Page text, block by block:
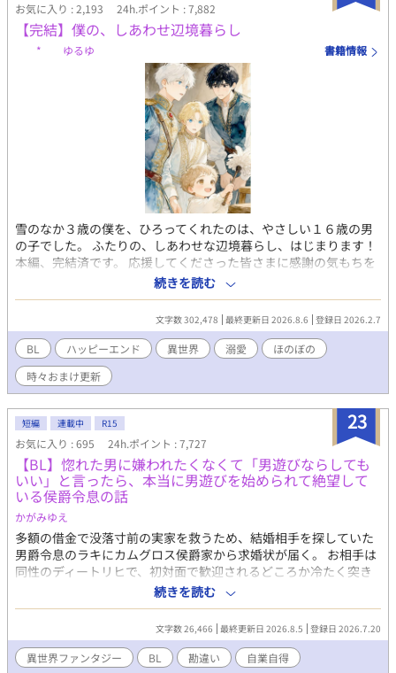
お気に入り : 2,193 24h.ポイント : 7,882
【完結】僕の、しあわせ辺境暮らし
* ゆるゆ 書籍情報
雪のなか３歳の僕を、ひろってくれたのは、やさしい１６歳の男
の子でした。 ふたりの、しあわせな辺境暮らし、はじまります！
本編、完結済です。 応援してくださった皆さまに感謝の気もちを
こめて、ぽて と むーちゃん感謝祭で、おまけのお話を更新し
ています。 ふたりの動画をつくりました！ プロフのwebサイトか
ら飛べるので、もしよかったら、お話と一緒に楽しんでくださっ
たら、とてもうれしいです！ 表紙や動画にはAIを使っています
が、小説にはAIを使っておりません 皆さまの応援のおかげで『も
ふもふ獣人に転生したら、最愛の推しに溺愛されています』書籍
化、心から、ありがとうございます！
続きを読む
文字数 302,478 最終更新日 2026.8.6 登録日 2026.2.7
BL ハッピーエンド 異世界 溺愛
ほのぼの
時々おまけ更新
23
短編 連載中 R15
お気に入り : 695 24h.ポイント : 7,727
【BL】惚れた男に嫌われたくなくて「男遊びならしても
いい」と言ったら、本当に男遊びを始められて絶望して
いる侯爵令息の話
かがみゆえ
多額の借金で没落寸前の実家を救うため、結婚相手を探していた
男爵令息のラキにカムグロス侯爵家から求婚状が届く。 お相手は
同性のディートリヒで、初対面で歓迎されるどころか冷たく突き
放されてしまう。 『必要最低限関わるな』 『愛人を作るな』 『男
遊びならしてもいい』 ディートリヒから実家の借金を完済する条
件を言われたラキは、学園で令息たちとの交流を満喫中。 褒め上
手なラキの周りには可愛い令息が集まり、推し活状態に。 一方、
ディートリヒだけが嫉妬で胃を痛める日々。 ラキへの恋心を隠し
続きを読む
文字数 26,466 最終更新日 2026.8.5 登録日 2026.7.20
異世界ファンタジー BL 勘違い 自業自得